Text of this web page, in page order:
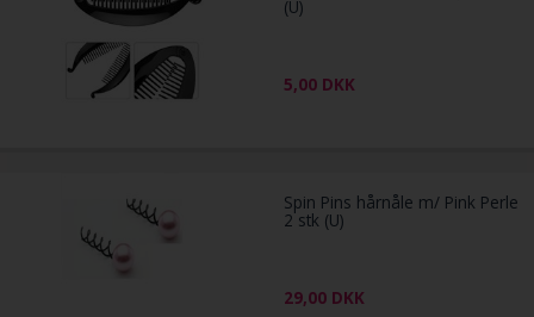
(U)
5,00 DKK
Spin Pins hårnåle m/ Pink Perle
2 stk (U)
29,00 DKK